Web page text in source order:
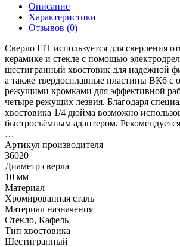
Описание
Характеристики
Отзывов (0)
Сверло FIT используется для сверления
керамике и стекле с помощью
шестигранный хвостовик для надежной
а также твердосплавные пластины ВК6
режущими кромками для эффективной
четыре режущих лезвия. Благодаря
хвостовика 1/4 дюйма возможно
быстросъёмным адаптером.
…
Артикул производителя
36020
Диаметр сверла
10 мм
Материал
Хромированная сталь
Материал назначения
Стекло, Кафель
Тип хвостовика
Шестигранный